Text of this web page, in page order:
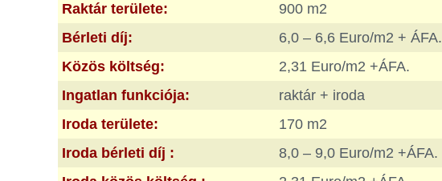
Raktár területe:
900 m2
Bérleti díj:
6,0 – 6,6 Euro/m2 + ÁFA.
Közös költség:
2,31 Euro/m2 +ÁFA.
Ingatlan funkciója:
raktár + iroda
Iroda területe:
170 m2
Iroda bérleti díj :
8,0 – 9,0 Euro/m2 +ÁFA.